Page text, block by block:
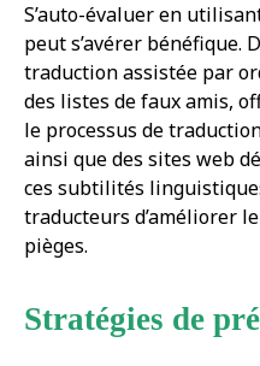
S’auto-évaluer en
peut s’avérer bénéfique.
traduction assistée par
des listes de faux amis,
le processus de
ainsi que des sites web
ces subtilités
traducteurs d’améliorer
pièges.
Stratégies de